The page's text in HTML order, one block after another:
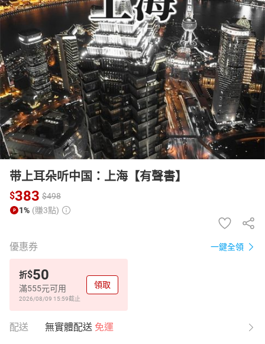
女裝 男裝 化妝保養 情趣用品
日本購物 電子/紙本書
HOT
带上耳朵听中国：上海【有聲書】
$383 $498
1% (賺3點)
優惠券 一鍵全領
折$50
滿555元可用
2026/08/09 15:59截止
領取
配送 無實體配送 免運